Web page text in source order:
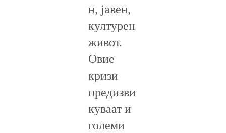
н, јавен,
културен
живот.
Овие
кризи
предизви
куваат и
големи